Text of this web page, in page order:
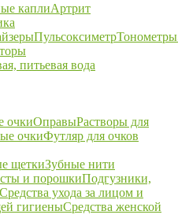
каплиАртрит
ПульсоксиметрТонометры
питьевая вода
очкиОправыРастворы для
очкиФутляр для очков
щеткиЗубные нити
и порошкиПодгузники,
Средства ухода за лицом и
гигиеныСредства женской